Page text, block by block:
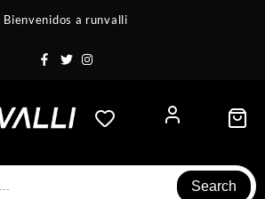
Bienvenidos a runvalli
Search